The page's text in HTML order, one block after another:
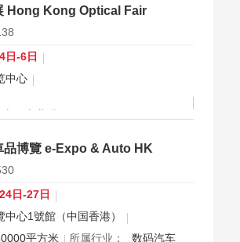
Hong Kong Optical Fair
日-6日
中心
响力的眼镜专业展之一，并获UFI
智能眼镜专区与多国展馆，汇聚全
眼镜汇演与行业论坛，为展商与买家
机…
品博覽 e-Expo & Auto HK
日-27日
中心1號館（中国香港）
平方米 所属行业： 数码汽车